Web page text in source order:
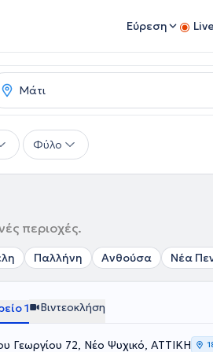
Εύρεση
Φύλο
περιοχές.
Παλλήνη Ανθούσα Νέα
1 Βιντεοκλήση
Γεωργίου 72, Νέο Ψυχικό, ΑΤΤΙΚΗ